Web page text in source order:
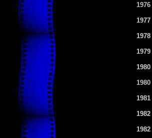
1976
1977
1978
1979
1980
1980
1981
1982
1982